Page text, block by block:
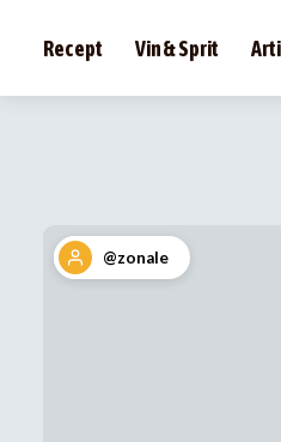
Recept Vin & Sprit
@zonale